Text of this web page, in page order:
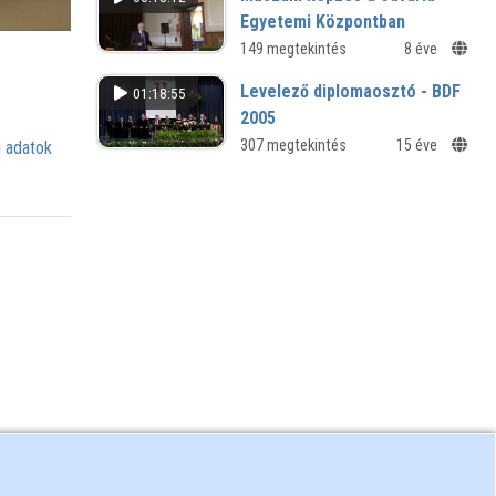
adatok
VIII. Regionális Természettudományi
Konferencia
Egyetemi Központban
„Egy emberöltő” - Technika szakos
konferencia
149 megtekintés 8 éve
01:18:55
Levelező diplomaosztó - BDF
2005
Levelező diplomaosztó ünnepi
307 megtekintés 15 éve